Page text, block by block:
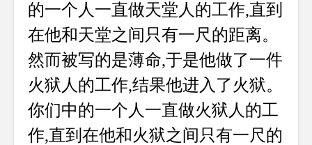
的一个人一直做天堂人的工作,直到
在他和天堂之间只有一尺的距离。
然而被写的是薄命,于是他做了一件
火狱人的工作,结果他进入了火狱。
你们中的一个人一直做火狱人的工
作,直到在他和火狱之间只有一尺的